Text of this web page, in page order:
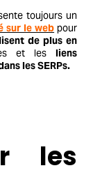
toujours un
sur le web pour
de plus en
et lesliens
les SERPs.
les